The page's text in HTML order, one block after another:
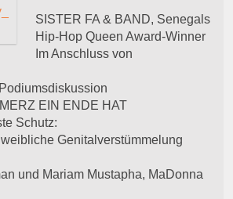
SISTER FA & BAND, Senegals
Hip-Hop Queen Award-Winner
Im Anschluss von
EIN ENDE HAT
Schutz:
Genitalverstümmelung
und Mariam Mustapha, MaDonna